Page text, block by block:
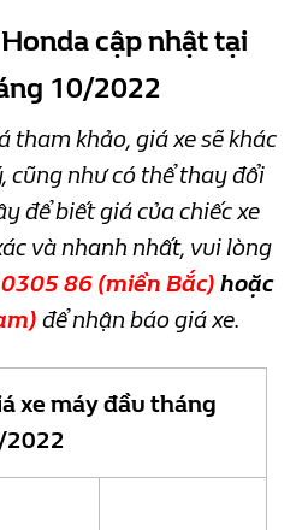
cập nhật tại
10/2022
tham khảo, giá xe sẽ khác
cũng như có thể thay đổi
để biết giá của chiếc xe
và nhanh nhất, vui lòng
86 (miền Bắc) hoặc
để nhận báo giá xe.
xe máy đầu tháng
2022